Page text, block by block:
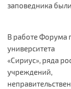
заповедника
В работе Форума
университета
«Сириус», ряда
учреждений,